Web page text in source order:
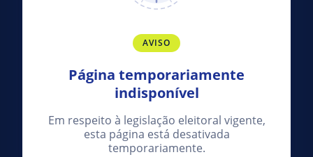
AVISO
Página temporariamente
indisponível
Em respeito à legislação eleitoral vigente,
esta página está desativada
temporariamente.